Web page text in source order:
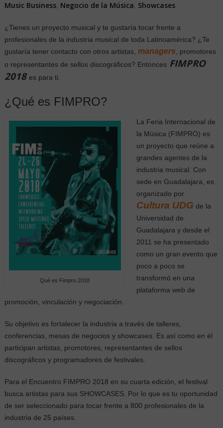
Music Business, Negocio de la Música, Showcases
¿Tienes un proyecto musical y te gustaría tocar frente a
profesionales de la industria musical de toda Latinoamérica? ¿Te
gustaría tener contacto con otros artistas, managers , promotores
o representantes de sellos discográficos? Entonces FIMPRO
2018 es para ti.
¿Qué es FIMPRO?
Qué es Fimpro 2018
La Feria Internacional de
la Música (FIMPRO) es
un proyecto que reúne a
grandes agentes de la
industria musical. Con
sede en Guadalajara, es
organizado por
Cultura UDG de la
Universidad de
Guadalajara y desde el
2011 se ha presentado
como un gran evento que
poco a poco se
transformó en una
plataforma web de
promoción, vinculación y negociación.
Su objetivo es fortalecer la industria a través de talleres,
conferencias, mesas de negocios y showcases. Es así como en él
participan artistas, promotores, representantes de sellos
discográficos y programadores de festivales.
Para el Encuentro FIMPRO 2018 en su cuarta edición, el festival
busca artistas para sus SHOWCASES. Por lo que es tu oportunidad
de ser seleccionado para tocar frente a 800 profesionales de la
industria de 25 países.